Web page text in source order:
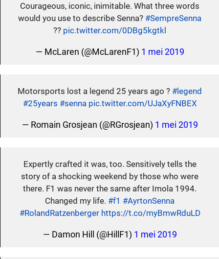
Courageous, iconic, inimitable. What three words
would you use to describe Senna? #SempreSenna
?? pic.twitter.com/0DBg5kgtkl
— McLaren (@McLarenF1) 1 mei 2019
Motorsports lost a legend 25 years ago ? #legend
#25years #senna pic.twitter.com/UJaXyFNBEX
— Romain Grosjean (@RGrosjean) 1 mei 2019
Expertly crafted it was, too. Sensitively tells the
story of a shocking weekend by those who were
there. F1 was never the same after Imola 1994.
Changed my life. #f1 #AyrtonSenna
#RolandRatzenberger https://t.co/myBmwRduLD
— Damon Hill (@HillF1) 1 mei 2019